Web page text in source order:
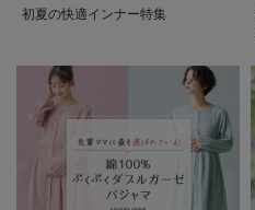
初夏の快適インナー特集